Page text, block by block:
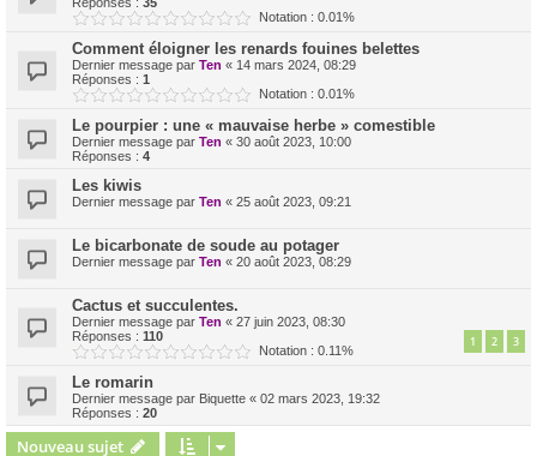
Notation : 0.01%
Comment éloigner les renards fouines belettes
Dernier message par Ten « 14 mars 2024, 08:29
Réponses : 1
Notation : 0.01%
Le pourpier : une « mauvaise herbe » comestible
Dernier message par Ten « 30 août 2023, 10:00
Réponses : 4
Les kiwis
Dernier message par Ten « 25 août 2023, 09:21
Le bicarbonate de soude au potager
Dernier message par Ten « 20 août 2023, 08:29
Cactus et succulentes.
Dernier message par Ten « 27 juin 2023, 08:30
Réponses : 110 1 2 3
Notation : 0.11%
Le romarin
Dernier message par Biquette « 02 mars 2023, 19:32
Réponses : 20
Nouveau sujet